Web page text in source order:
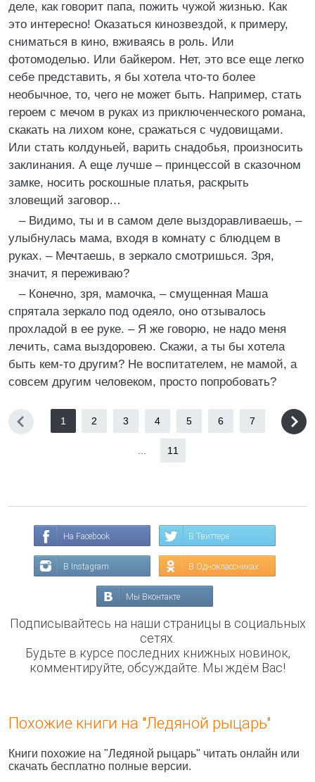
деле, как говорит папа, пожить чужой жизнью. Как
это интересно! Оказаться кинозвездой, к примеру,
сниматься в кино, вживаясь в роль. Или
фотомоделью. Или байкером. Нет, это все еще легко
себе представить, я бы хотела что-то более
необычное, то, чего не может быть. Например, стать
героем с мечом в руках из приключенческого романа,
скакать на лихом коне, сражаться с чудовищами.
Или стать колдуньей, варить снадобья, произносить
заклинания. А еще лучше – принцессой в сказочном
замке, носить роскошные платья, раскрыть
зловещий заговор…
– Видимо, ты и в самом деле выздоравливаешь, –
улыбнулась мама, входя в комнату с блюдцем в
руках. – Мечтаешь, в зеркало смотришься. Зря,
значит, я переживаю?
– Конечно, зря, мамочка, – смущенная Маша
спрятала зеркало под одеяло, оно отзывалось
прохладой в ее руке. – Я же говорю, не надо меня
лечить, сама выздоровею. Скажи, а ты бы хотела
быть кем-то другим? Не воспитателем, не мамой, а
совсем другим человеком, просто попробовать?
1 2 3 4 5 6 7
11
На Facebook В Твиттере
В Instagram В Одноклассниках
Мы Вконтакте
Подписывайтесь на наши страницы в социальных
сетях.
Будьте в курсе последних книжных новинок,
комментируйте, обсуждайте. Мы ждём Вас!
Похожие книги на "Ледяной рыцарь"
Книги похожие на "Ледяной рыцарь" читать онлайн или
скачать бесплатно полные версии.